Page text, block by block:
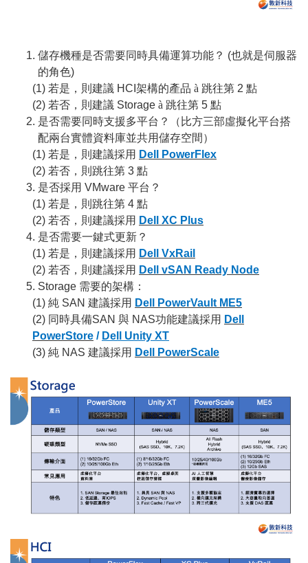
儲存機種是否需要同時具備運算功能？ (也就是伺服器
的角色)
(1) 若是，則建議 HCI架構的產品 à 跳往第 2 點
(2) 若否，則建議 Storage à 跳往第 5 點
是否需要同時支援多平台？（比方三部虛擬化平台搭
配兩台實體資料庫並共用儲存空間）
(1) 若是，則建議採用 Dell PowerFlex
(2) 若否，則跳往第 3 點
是否採用 VMware 平台？
(1) 若是，則跳往第 4 點
(2) 若否，則建議採用 Dell XC Plus
是否需要一鍵式更新？
(1) 若是，則建議採用 Dell VxRail
(2) 若否，則建議採用 Dell vSAN Ready Node
Storage 需要的架構：
(1) 純 SAN 建議採用 Dell PowerVault ME5
(2) 同時具備SAN 與 NAS功能建議採用 Dell
PowerStore / Dell Unity XT
(3) 純 NAS 建議採用 Dell PowerScale